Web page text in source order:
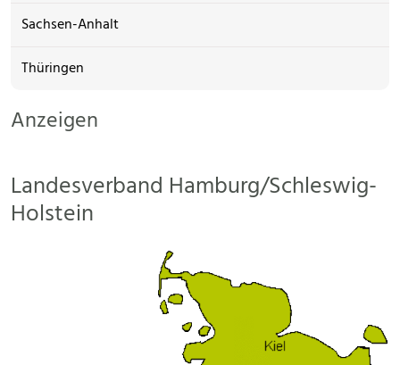
Sachsen-Anhalt
Thüringen
Anzeigen
Landesverband Hamburg/Schleswig-
Holstein